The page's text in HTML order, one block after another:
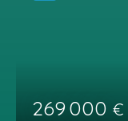
269 000 €